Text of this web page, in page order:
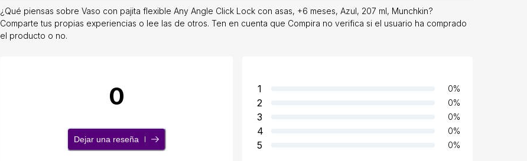
¿Qué piensas sobre Vaso con pajita flexible Any Angle Click Lock con asas, +6 meses, Azul, 207 ml, Munchkin?
Comparte tus propias experiencias o lee las de otros. Ten en cuenta que Compira no verifica si el usuario ha comprado
el producto o no.
0
Dejar una reseña
1 0%
2 0%
3 0%
4 0%
5 0%